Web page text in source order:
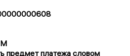
предмет платежа словом